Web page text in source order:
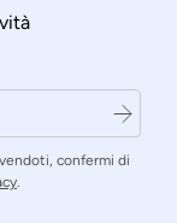
confermi di
.